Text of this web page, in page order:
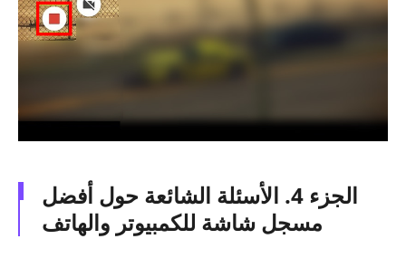
الجزء 4. الأسئلة الشائعة حول أفضل
مسجل شاشة للكمبيوتر والهاتف